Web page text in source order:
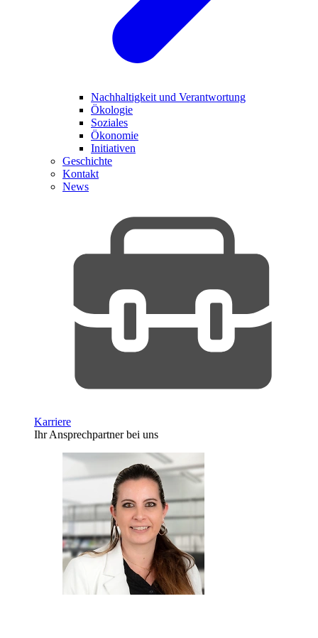
Nachhaltigkeit und Verantwortung
Ökologie
Soziales
Ökonomie
Initiativen
Geschichte
Kontakt
News
Karriere
Ihr Ansprechpartner bei uns